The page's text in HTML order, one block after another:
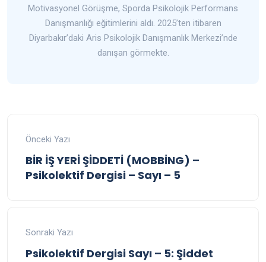
Motivasyonel Görüşme, Sporda Psikolojik Performans
Danışmanlığı eğitimlerini aldı. 2025’ten itibaren
Diyarbakır’daki Aris Psikolojik Danışmanlık Merkezi’nde
danışan görmekte.
Önceki Yazı
BİR İŞ YERİ ŞİDDETİ (MOBBİNG) –
Psikolektif Dergisi – Sayı – 5
Sonraki Yazı
Psikolektif Dergisi Sayı – 5: Şiddet